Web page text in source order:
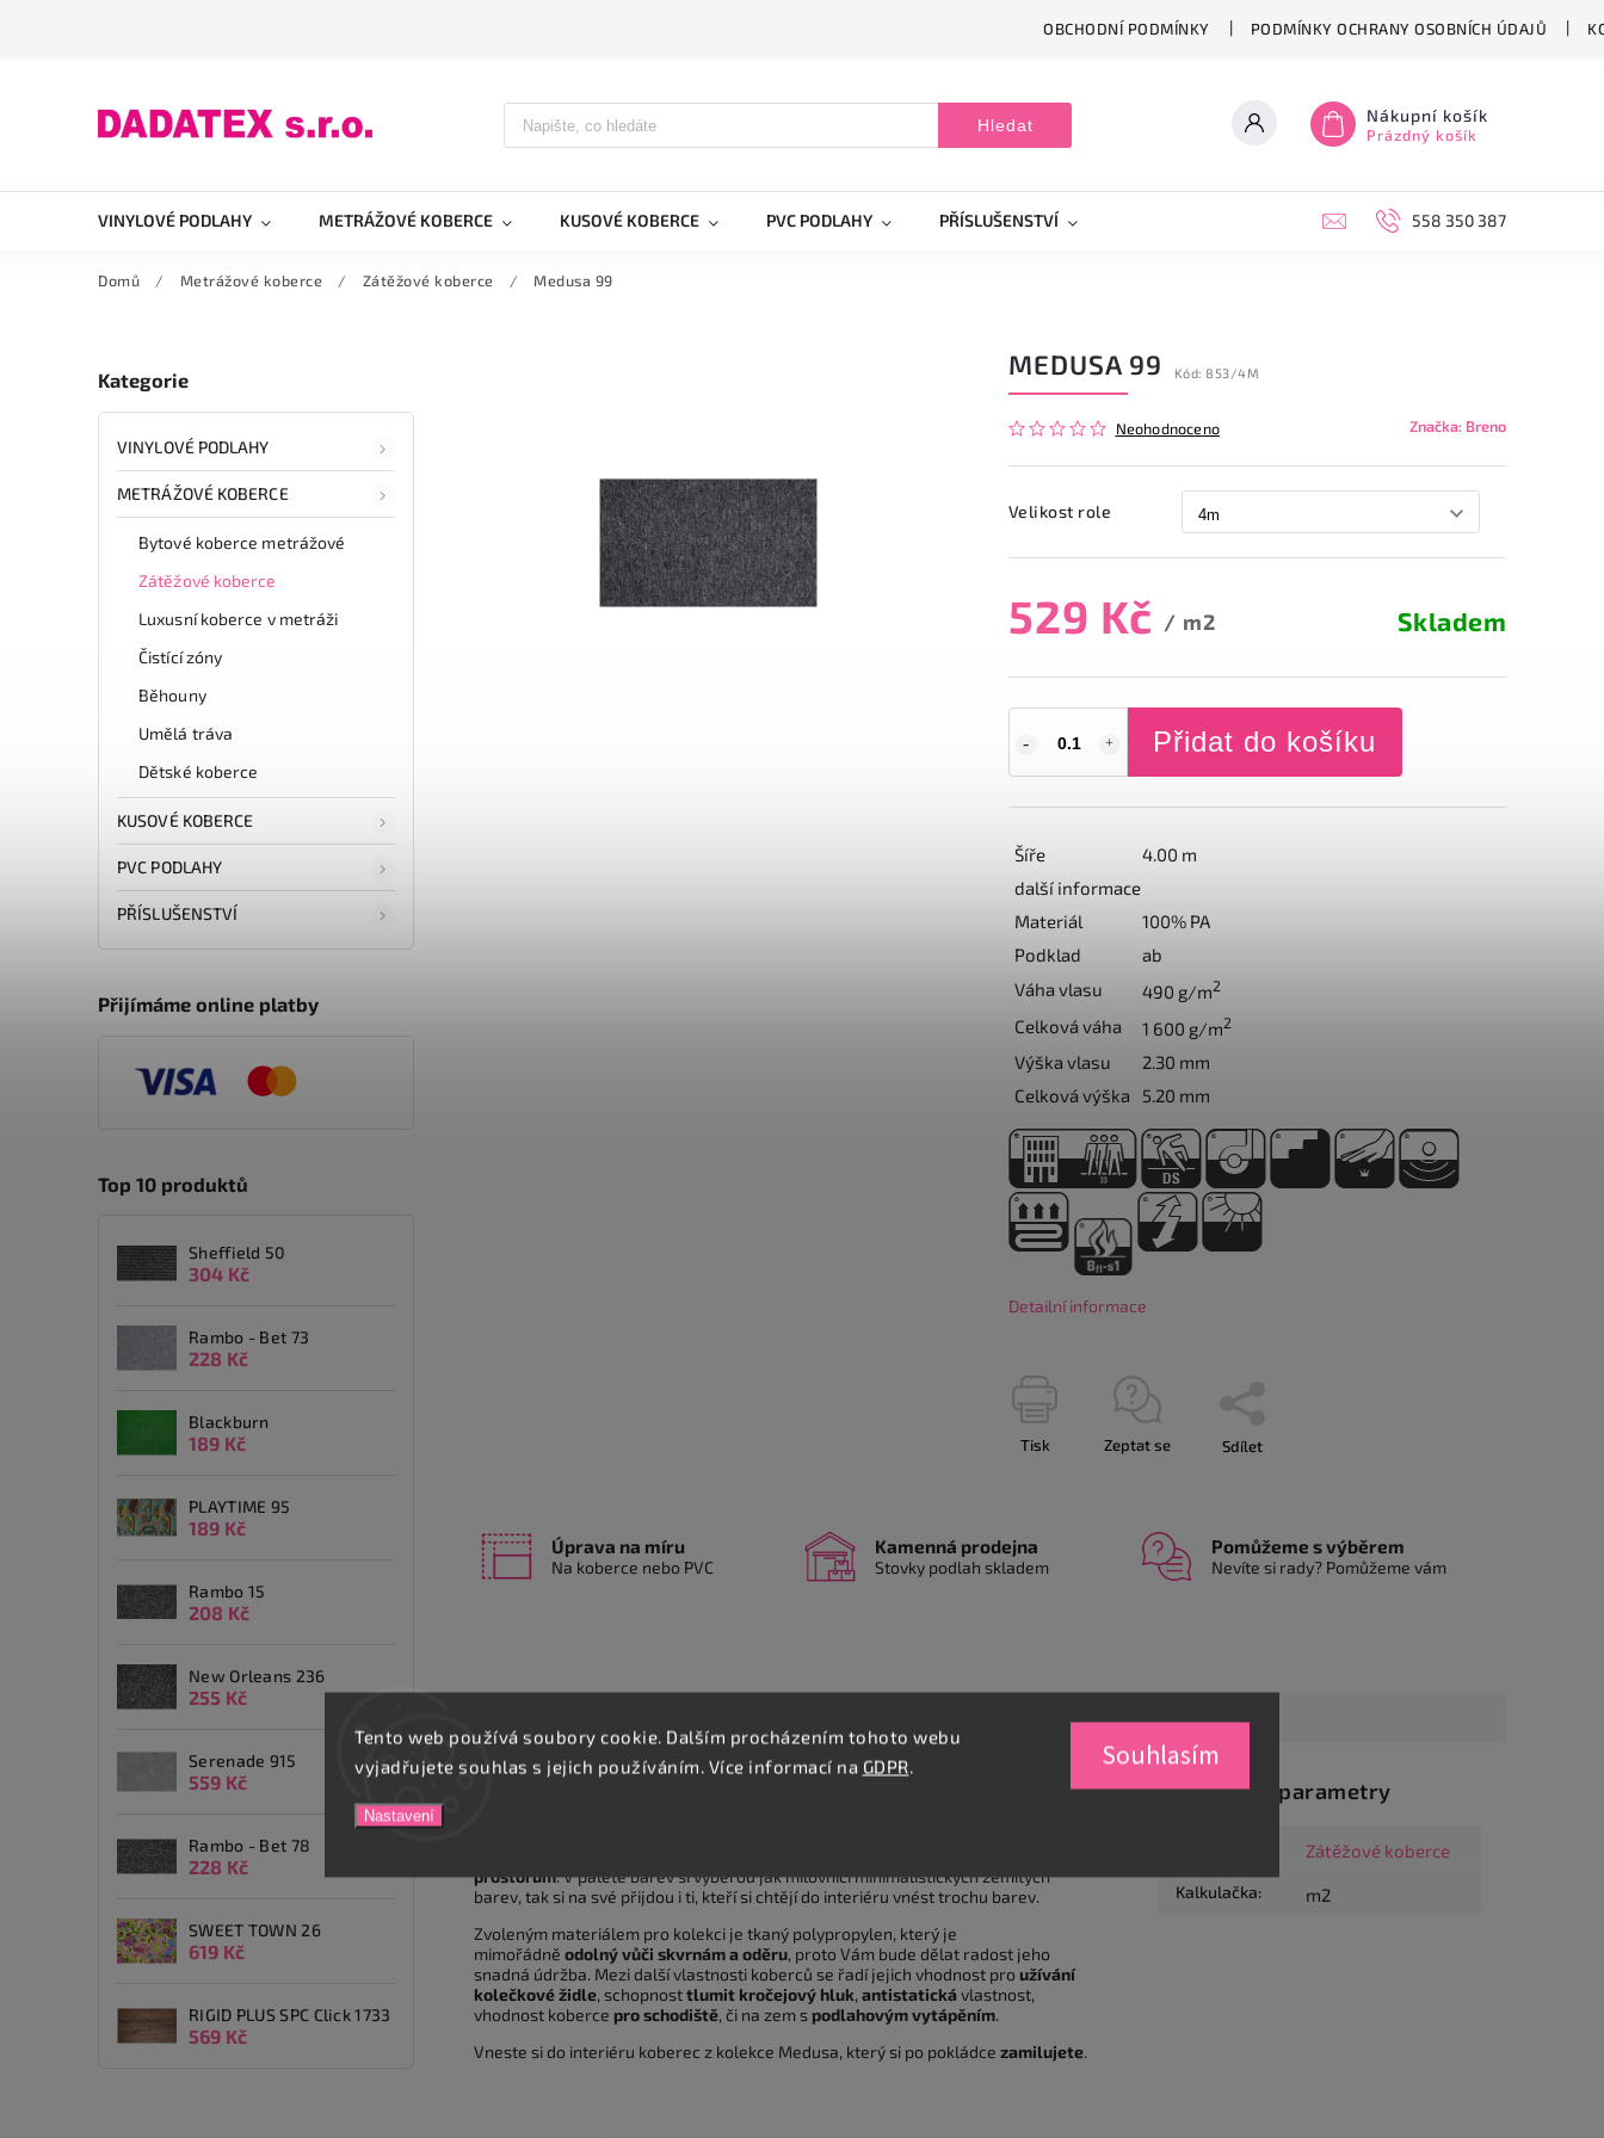
Tento web používá soubory cookie. Dalším procházením tohoto webu
vyjadřujete souhlas s jejich používáním. Více informací na GDPR.
Nastavení
Souhlasím
OBCHODNÍ PODMÍNKY PODMÍNKY OCHRANY OSOBNÍCH ÚDAJŮ
Hledat Nákupní košík
Prázdný košík
VINYLOVÉ PODLAHY METRÁŽOVÉ KOBERCE KUSOVÉ KOBERCE PVC PODLAHY PŘÍSLUŠENSTVÍ 558 350 387
Domů / Metrážové koberce / Zátěžové koberce / Medusa 99
Kategorie
VINYLOVÉ PODLAHY
METRÁŽOVÉ KOBERCE
Bytové koberce metrážové
Zátěžové koberce
Luxusní koberce v metráži
Čistící zóny
Běhouny
Umělá tráva
Dětské koberce
KUSOVÉ KOBERCE
PVC PODLAHY
PŘÍSLUŠENSTVÍ
Přijímáme online platby
Top 10 produktů
Sheffield 50
304 Kč
Rambo - Bet 73
228 Kč
Blackburn
189 Kč
PLAYTIME 95
189 Kč
Rambo 15
208 Kč
New Orleans 236
255 Kč
Serenade 915
559 Kč
Rambo - Bet 78
228 Kč
SWEET TOWN 26
619 Kč
RIGID PLUS SPC Click 1733
569 Kč
MEDUSA 99 Kód: 853/4M
Neohodnoceno Značka: Breno
Velikost role
529 Kč / m2 Skladem
Přidat do košíku
Šíře
4.00 m
další informace
Materiál
100% PA
Podklad
ab
Váha vlasu
490 g/m2
Celková váha 1 600 g/m2
Výška vlasu
2.30 mm
Celková výška
5.20 mm
Detailní informace
Tisk Zeptat se Sdílet
Úprava na míru
Na koberce nebo PVC
Kamenná prodejna
Stovky podlah skladem
Pomůžeme s výběrem
Nevíte si rady? Pomůžeme vám
prostorům. V paletě barev si vyberou jak milovníci minimalistických zemitých
barev, tak si na své přijdou i ti, kteří si chtějí do interiéru vnést trochu barev.
Zvoleným materiálem pro kolekci je tkaný polypropylen, který je
mimořádně odolný vůči skvrnám a oděru, proto Vám bude dělat radost jeho
snadná údržba. Mezi další vlastnosti koberců se řadí jejich vhodnost pro užívání
kolečkové židle, schopnosttlumit kročejový hluk, antistatická vlastnost,
vhodnost koberce pro schodiště, či na zem s podlahovým vytápěním.
Vneste si do interiéru koberec z kolekce Medusa, který si po pokládce zamilujete.
Doplňkové parametry
Zátěžové koberce
Kalkulačka: m2